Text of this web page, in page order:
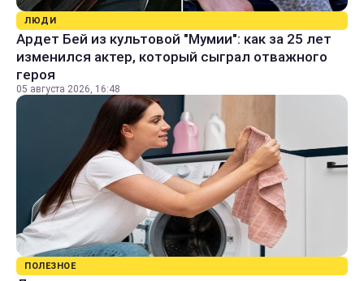
ЛЮДИ
Ардет Бей из культовой "Мумии": как за 25 лет
изменился актер, который сыграл отважного
героя
05 августа 2026, 16:48
ПОЛЕЗНОЕ